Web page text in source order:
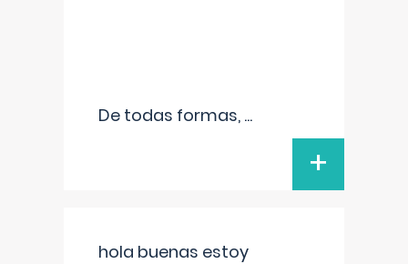
De todas formas, ...
+
hola buenas estoy